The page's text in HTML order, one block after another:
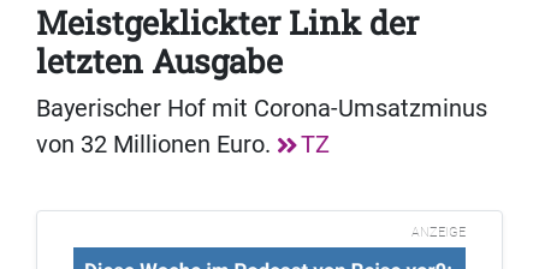
Meistgeklickter Link der
letzten Ausgabe
Bayerischer Hof mit Corona-Umsatzminus
von 32 Millionen Euro.
TZ
ANZEIGE